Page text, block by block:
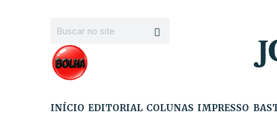
INÍCIO EDITORIAL COLUNAS IMPRESSO